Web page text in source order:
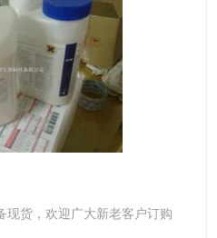
现货，欢迎广大新老客户订购